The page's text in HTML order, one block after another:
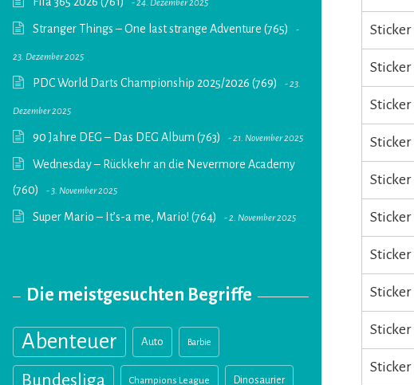
24. Dezember 2025
Stranger Things – One last strange Adventure (765)
23. Dezember 2025
PDC World Darts Championship 2025/2026 (769) 23.
Dezember 2025
90 Jahre DEG – Das DEG Album (763) 21. November 2025
Wednesday – Rückkehr an die Nevermore Academy
(760)
3. November 2025
Super Mario – It’s-a me, Mario! (764) 2. November 2025
Die meistgesuchten Begriffe
Abenteuer Auto Barbie
Bundesliga Champions League Dinosaurier
Sticker
Sticker
Sticker
Sticker
Sticker
Sticker
Sticker
Sticker
Sticker
Sticker